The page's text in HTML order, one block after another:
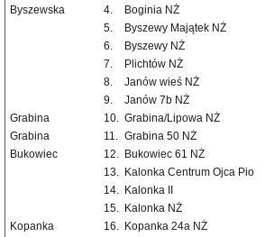
Byszewska
4.
Boginia NŻ
5.
Byszewy Majątek NŻ
6.
Byszewy NŻ
7.
Plichtów NŻ
8.
Janów wieś NŻ
9.
Janów 7b NŻ
Grabina
10. Grabina/Lipowa NŻ
Grabina
11. Grabina 50 NŻ
Bukowiec
12. Bukowiec 61 NŻ
13. Kalonka Centrum Ojca Pio
14. Kalonka II
15. Kalonka NŻ
Kopanka
16. Kopanka 24a NŻ